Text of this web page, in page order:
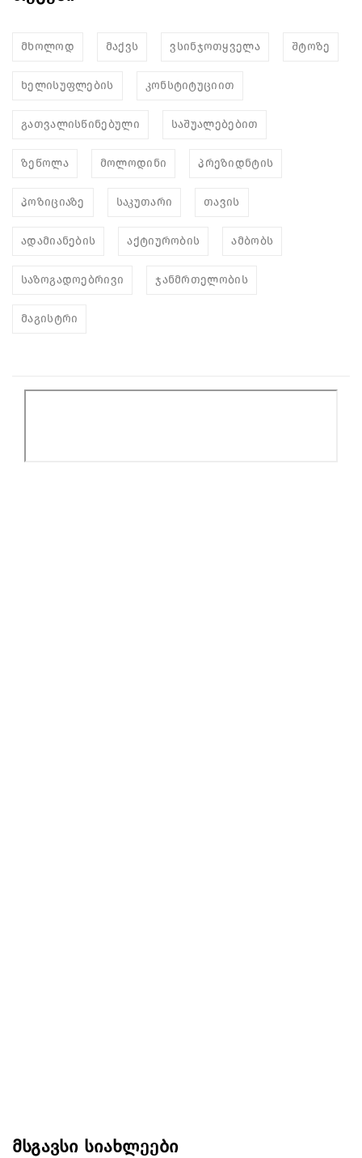
მხოლოდ მაქვს ვსინჯოთყველა შტოზე
ხელისუფლების კონსტიტუციით
გათვალისწინებული საშუალებებით
ზეწოლა მოლოდინი პრეზიდნტის
პოზიციაზე საკუთარი თავის
ადამიანების აქტიურობის ამბობს
საზოგადოებრივი ჯანმრთელობის
მაგისტრი
მსგავსი სიახლეები